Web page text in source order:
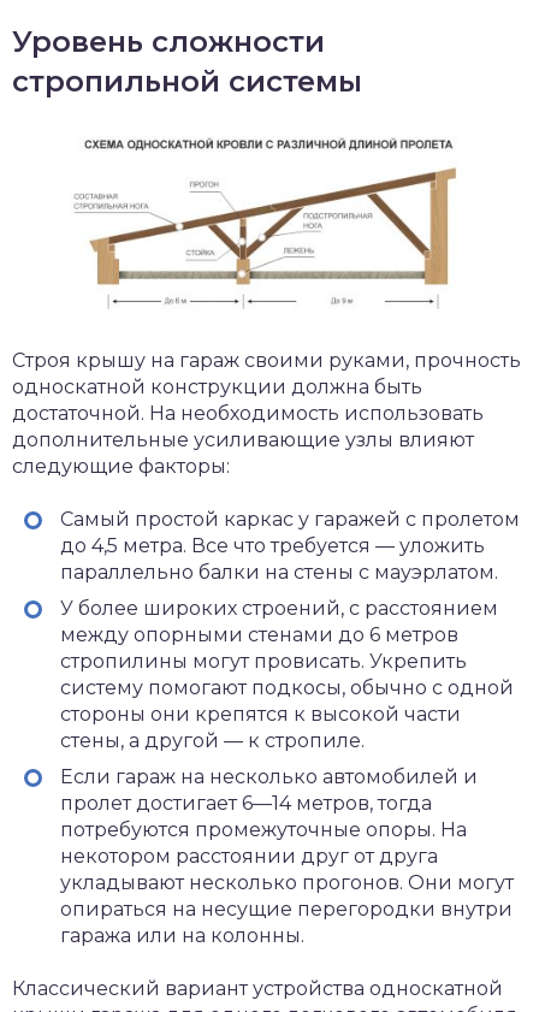
Уровень сложности
стропильной системы
Строя крышу на гараж своими руками, прочность
односкатной конструкции должна быть
достаточной. На необходимость использовать
дополнительные усиливающие узлы влияют
следующие факторы:
Самый простой каркас у гаражей с пролетом
до 4,5 метра. Все что требуется — уложить
параллельно балки на стены с мауэрлатом.
У более широких строений, с расстоянием
между опорными стенами до 6 метров
стропилины могут провисать. Укрепить
систему помогают подкосы, обычно с одной
стороны они крепятся к высокой части
стены, а другой — к стропиле.
Если гараж на несколько автомобилей и
пролет достигает 6—14 метров, тогда
потребуются промежуточные опоры. На
некотором расстоянии друг от друга
укладывают несколько прогонов. Они могут
опираться на несущие перегородки внутри
гаража или на колонны.
Классический вариант устройства односкатной